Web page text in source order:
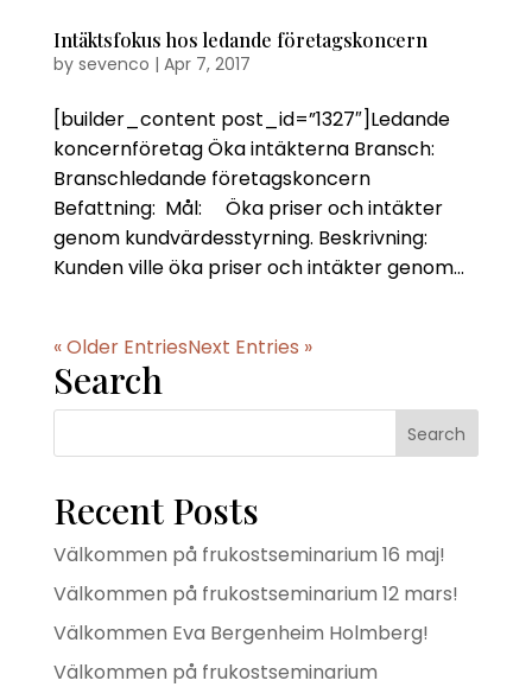
Intäktsfokus hos ledande företagskoncern
by sevenco | Apr 7, 2017
[builder_content post_id=”1327″]Ledande
koncernföretag Öka intäkterna Bransch:
Branschledande företagskoncern
Befattning: Mål: Öka priser och intäkter
genom kundvärdesstyrning. Beskrivning:
Kunden ville öka priser och intäkter genom...
« Older EntriesNext Entries »
Search
Recent Posts
Välkommen på frukostseminarium 16 maj!
Välkommen på frukostseminarium 12 mars!
Välkommen Eva Bergenheim Holmberg!
Välkommen på frukostseminarium